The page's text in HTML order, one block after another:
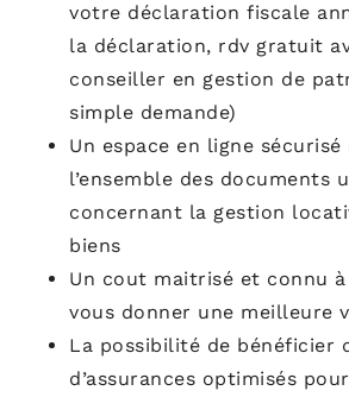
votre déclaration fiscale
la déclaration, rdv gratuit
conseiller en gestion de
simple demande)
Un espace en ligne
l’ensemble des documents
concernant la gestion
biens
Un cout maitrisé et connu à
vous donner une meilleure
La possibilité de bénéficier
d’assurances optimisés